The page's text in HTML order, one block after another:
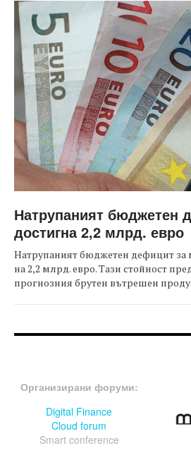
Натрупаният бюджетен
достигна 2,2 млрд. евро
Натрупаният бюджетен дефицит за
на 2,2 млрд. евро. Тази стойност
прогнозния брутен вътрешен
Организирани форуми:
Digital Finance
Cloud forum
Smart conference